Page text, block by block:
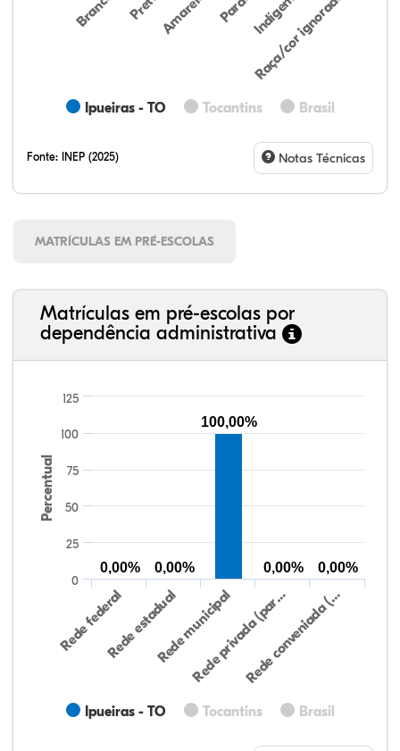
Ipueiras - TO Tocantins Brasil
Branca Amarela Indígena
Raça/cor ignorada
Fonte: INEP (2025) Notas Técnicas
MATRÍCULAS EM PRÉ-ESCOLAS
Matrículas em pré-escolas por
dependência administrativa
Percentual
Ipueiras - TO Tocantins Brasil
Rede federalRede estadualRede municipal
Rede privada (par…Rede conveniada (…
0
25
50
75
100
125
0,00% 0,00%
100,00%
0,00% 0,00%